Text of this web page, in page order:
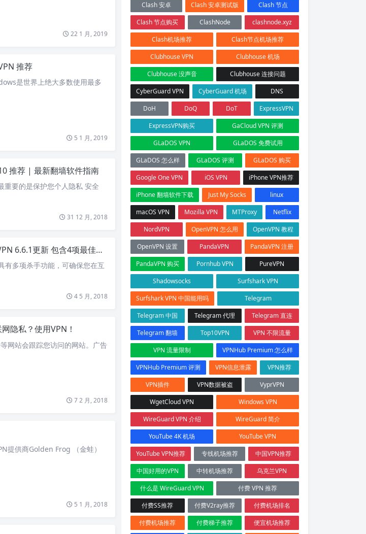
22 1 月, 2019
推荐
是世界上绝大多数使用最多
5 1 月, 2019
推荐 | 最新翻墙软件指南
重要的是保护您个人隐私 安全
31 12 月, 2018
6.6.1更新 包含4项最佳功能
有多项杀手功能，可确保您在互
4 5 月, 2018
隐私？使用VPN！
网站会跟踪您访问的网站。广告
7 2 月, 2018
提供商Golden Frog （金蛙）
5 1 月, 2018
Clash 安卓
Clash 安卓测试版
Clash 节点
Clash 节点购买
ClashNode
clashnode.xyz
Clash机场推荐
Clash节点机场推荐
Clubhouse VPN
Clubhouse 机场
Clubhouse 没声音
Clubhouse 连接问题
CyberGuard VPN
CyberGuard 机场
DNS
DoH
DoQ DoT
ExpressVPN
ExpressVPN购买
GaCloud VPN 评测
GLaDOS VPN
GLaDOS 免费试用
GLaDOS 怎么样
GLaDOS 评测
GLaDOS 购买
Google One VPN
iOS VPN
iPhone VPN推荐
iPhone 翻墙软件下载
Just My Socks
linux
macOS VPN
Mozilla VPN MTProxy
Netflix
NordVPN
OpenVPN 怎么用
OpenVPN 教程
OpenVPN 设置
PandaVPN
PandaVPN 注册
PandaVPN 购买
Pornhub VPN
PureVPN
Shadowsocks
Surfshark VPN
Surfshark VPN 中国能用吗
Telegram
Telegram 中国
Telegram 代理
Telegram 直连
Telegram 翻墙
Top10VPN
VPN 不限流量
VPN 流量限制
VPNHub Premium 怎么样
VPNHub Premium 评测
VPN信息泄露
VPN推荐
VPN插件
VPN数据被盗
VyprVPN
WgetCloud VPN
Windows VPN
WireGuard VPN 介绍
WireGuard 简介
YouTube 4K 机场
YouTube VPN
YouTube VPN推荐
专线机场推荐
中国VPN推荐
中国好用的VPN
中转机场推荐
乌克兰VPN
什么是 WireGuard VPN
付费 VPN 推荐
付费SS推荐
付费V2ray推荐
付费机场排名
付费机场推荐
付费梯子推荐
便宜机场推荐